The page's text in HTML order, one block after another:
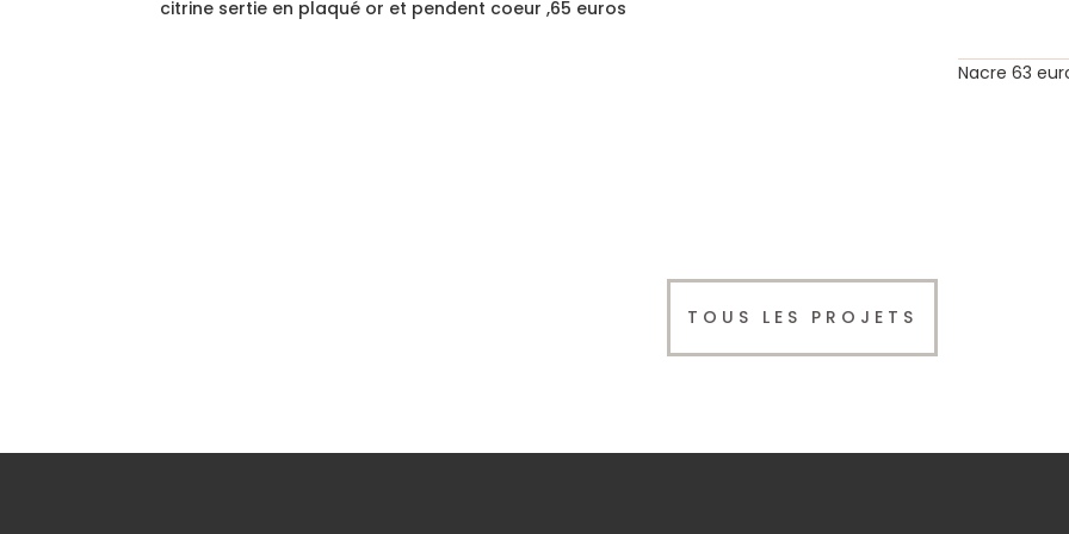
citrine sertie en plaqué or et pendent coeur ,65 euros
Nacre 63
TOUS LES PROJETS